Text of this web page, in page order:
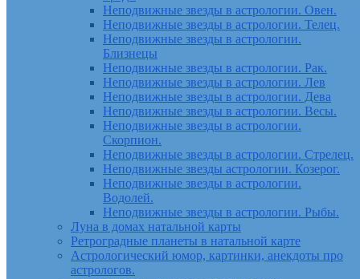
Неподвижные звезды в астрологии. Овен.
Неподвижные звезды в астрологии. Телец.
Неподвижные звезды в астрологии.
Близнецы
Неподвижные звезды в астрологии. Рак.
Неподвижные звезды в астрологии. Лев
Неподвижные звезды в астрологии. Дева
Неподвижные звезды в астрологии. Весы.
Неподвижные звезды в астрологии.
Скорпион.
Неподвижные звезды в астрологии. Стрелец.
Неподвижные звезды астрологии. Козерог.
Неподвижные звезды в астрологии.
Водолей.
Неподвижные звезды в астрологии. Рыбы.
Луна в домах натальной карты
Ретроградные планеты в натальной карте
Астрологический юмор, картинки, анекдоты про
астрологов.